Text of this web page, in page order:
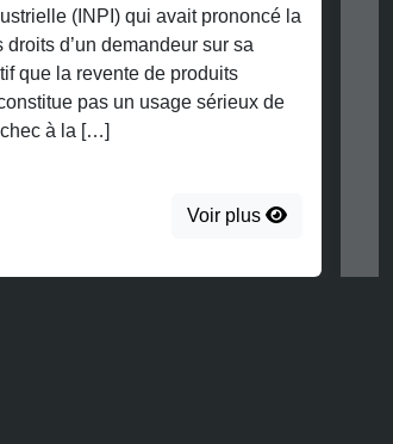
prononcé la
sur sa
produits
sérieux de